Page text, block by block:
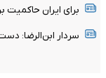
برای ایران
سردار ابن‌الرضا: